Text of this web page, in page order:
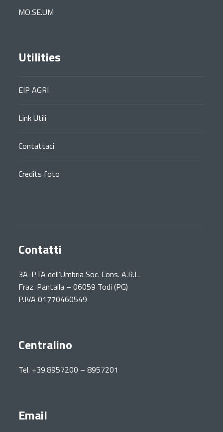
MO.SE.UM
Utilities
EIP AGRI
Link Utili
Contattaci
Credits foto
Contatti
3A-PTA dell’Umbria Soc. Cons. A.R.L.
Fraz. Pantalla – 06059 Todi (PG)
P.IVA 01770460549
Centralino
Tel. +39.8957200 – 8957201
Email